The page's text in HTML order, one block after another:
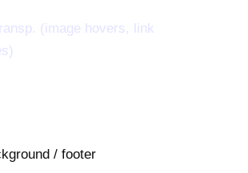
(image hovers, link
/ footer